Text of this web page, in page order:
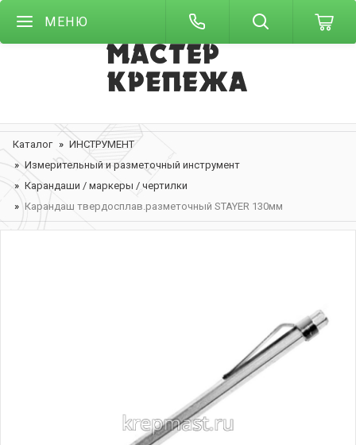
МЕНЮ
Каталог
ИНСТРУМЕНТ
Измерительный и разметочный инструмент
Карандаши / маркеры / чертилки
Карандаш твердосплав.разметочный STAYER 130мм